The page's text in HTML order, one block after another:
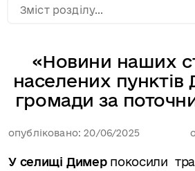
«Новини наших
населених пунктів
громади за
опубліковано: 20/06/2025
У селищі Димерпокосили
Зміст розділу...